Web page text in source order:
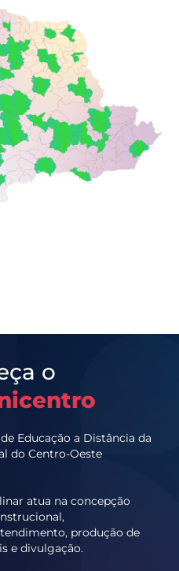
o
Educação a Distância da
do Centro-Oeste
atua na concepção
produção de
e divulgação.